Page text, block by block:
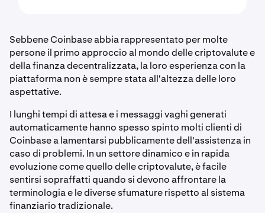
Sebbene Coinbase abbia rappresentato per molte
persone il primo approccio al mondo delle criptovalute e
della finanza decentralizzata, la loro esperienza con la
piattaforma non è sempre stata all'altezza delle loro
aspettative.
I lunghi tempi di attesa e i messaggi vaghi generati
automaticamente hanno spesso spinto molti clienti di
Coinbase a lamentarsi pubblicamente dell'assistenza in
caso di problemi. In un settore dinamico e in rapida
evoluzione come quello delle criptovalute, è facile
sentirsi sopraffatti quando si devono affrontare la
terminologia e le diverse sfumature rispetto al sistema
finanziario tradizionale.